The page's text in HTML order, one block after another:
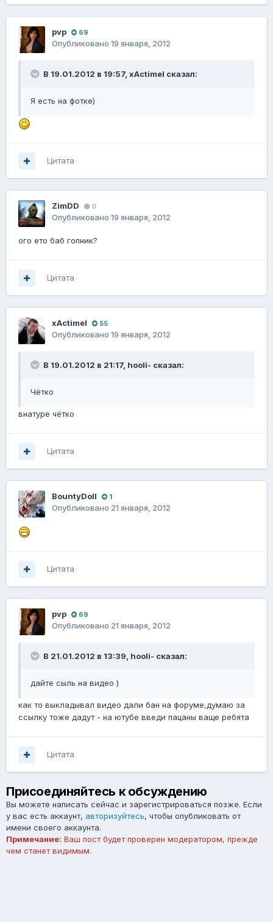
pvp 69
Опубликовано 19 января, 2012
В 19.01.2012 в 19:57, xActimel сказал:
Я есть на фотке)
Цитата
ZimDD 0
Опубликовано 19 января, 2012
ого ето баб гопник?
Цитата
xActimel 55
Опубликовано 19 января, 2012
В 19.01.2012 в 21:17, hooli- сказал:
Чётко
внатуре чётко
Цитата
BountyDoll 1
Опубликовано 21 января, 2012
Цитата
pvp 69
Опубликовано 21 января, 2012
В 21.01.2012 в 13:39, hooli- сказал:
дайте сыль на видео )
как то выкладывал видео дали бан на форуме,думаю за
ссылку тоже дадут - на ютубе введи пацаны ваще ребята
Цитата
Присоединяйтесь к обсуждению
Вы можете написать сейчас и зарегистрироваться позже. Если
у вас есть аккаунт, авторизуйтесь, чтобы опубликовать от
имени своего аккаунта.
Примечание: Ваш пост будет проверен модератором, прежде
чем станет видимым.